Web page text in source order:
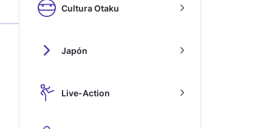
Cultura Otaku
Japón
Live-Action